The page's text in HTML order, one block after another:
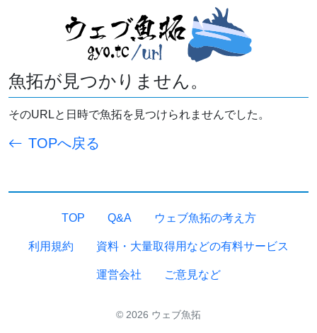
魚拓が見つかりません。
そのURLと日時で魚拓を見つけられませんでした。
TOPへ戻る
TOP Q&A ウェブ魚拓の考え方
利用規約 資料・大量取得用などの有料サービス
運営会社 ご意見など
© 2026 ウェブ魚拓